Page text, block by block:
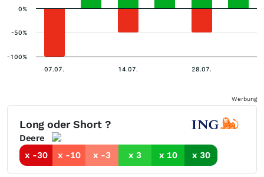
07.07. 14.07. 28.07.
-100%
-50%
0%
Werbung
Long oder Short ?
Deere
x -30
x -10 x -3 x 3 x 10 x 30